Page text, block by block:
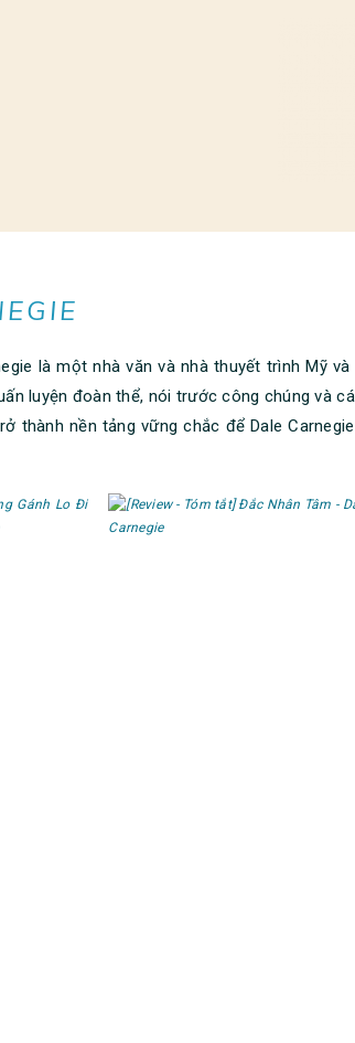
là một nhà văn và nhà thuyết trình Mỹ
luyện đoàn thể, nói trước công chúng và
thành nền tảng vững chắc để Dale